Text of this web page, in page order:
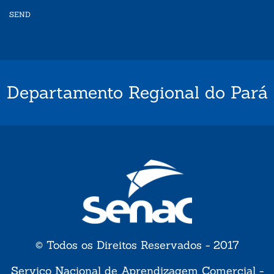
SEND
Departamento Regional do Pará
© Todos os Direitos Reservados - 2017
Serviço Nacional de Aprendizagem Comercial -